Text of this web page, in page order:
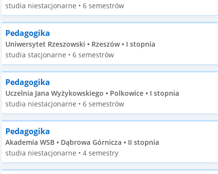
studia niestacjonarne • 6 semestrów
Pedagogika
Uniwersytet Rzeszowski • Rzeszów • I stopnia
studia stacjonarne • 6 semestrów
Pedagogika
Uczelnia Jana Wyżykowskiego • Polkowice • I stopnia
studia niestacjonarne • 6 semestrów
Pedagogika
Akademia WSB • Dąbrowa Górnicza • II stopnia
studia niestacjonarne • 4 semestry